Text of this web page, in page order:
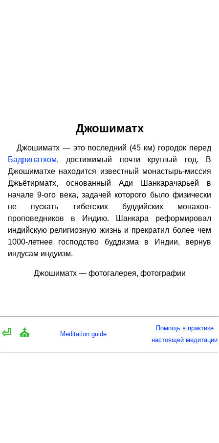
Джошиматх
Джошиматх — это последний (45 км) городок перед
Бадринатхом, достижимый почти круглый год. В
Джошиматхе находится известный монастырь-миссия
Джьётирматх, основанный Ади Шанкарачарьей в
начале 9-ого века, задачей которого было физически
не пускать тибетских буддийских монахов-
проповедников в Индию. Шанкара реформировал
индийскую религиозную жизнь и прекратил более чем
1000-летнее господство буддизма в Индии, вернув
индусам индуизм.
Джошиматх — фотогалерея, фотографии
⏎ ⛪ Meditation guide
Помощь в практике
настоящей медитации